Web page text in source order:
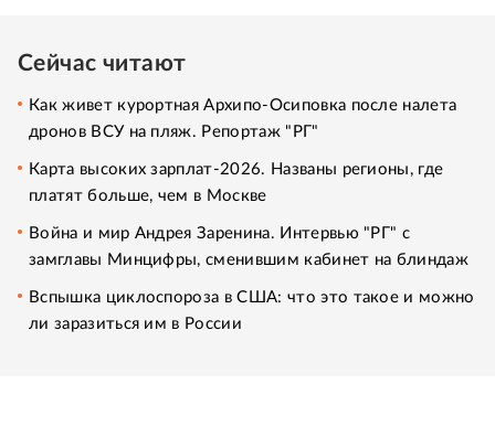
Сейчас читают
Как живет курортная Архипо-Осиповка после налета
дронов ВСУ на пляж. Репортаж "РГ"
Карта высоких зарплат-2026. Названы регионы, где
платят больше, чем в Москве
Война и мир Андрея Заренина. Интервью "РГ" с
замглавы Минцифры, сменившим кабинет на блиндаж
Вспышка циклоспороза в США: что это такое и можно
ли заразиться им в России